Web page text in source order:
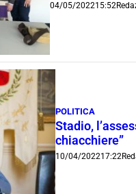
04/05/202215:52
POLITICA
Stadio,
chiacchiere”
10/04/202217:22